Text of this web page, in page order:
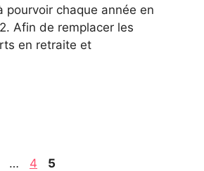
pourvoir chaque année en
Afin de remplacer les
en retraite et
… Page
4 Page
5